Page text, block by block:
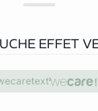
EFFET